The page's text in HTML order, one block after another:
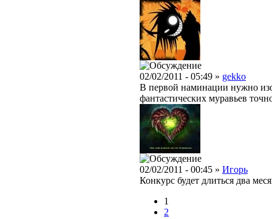
02/02/2011 - 05:49 » gekko
В первой наминации нужно
фантастических муравьев
02/02/2011 - 00:45 » Игорь
Конкурс будет длиться два
1
2